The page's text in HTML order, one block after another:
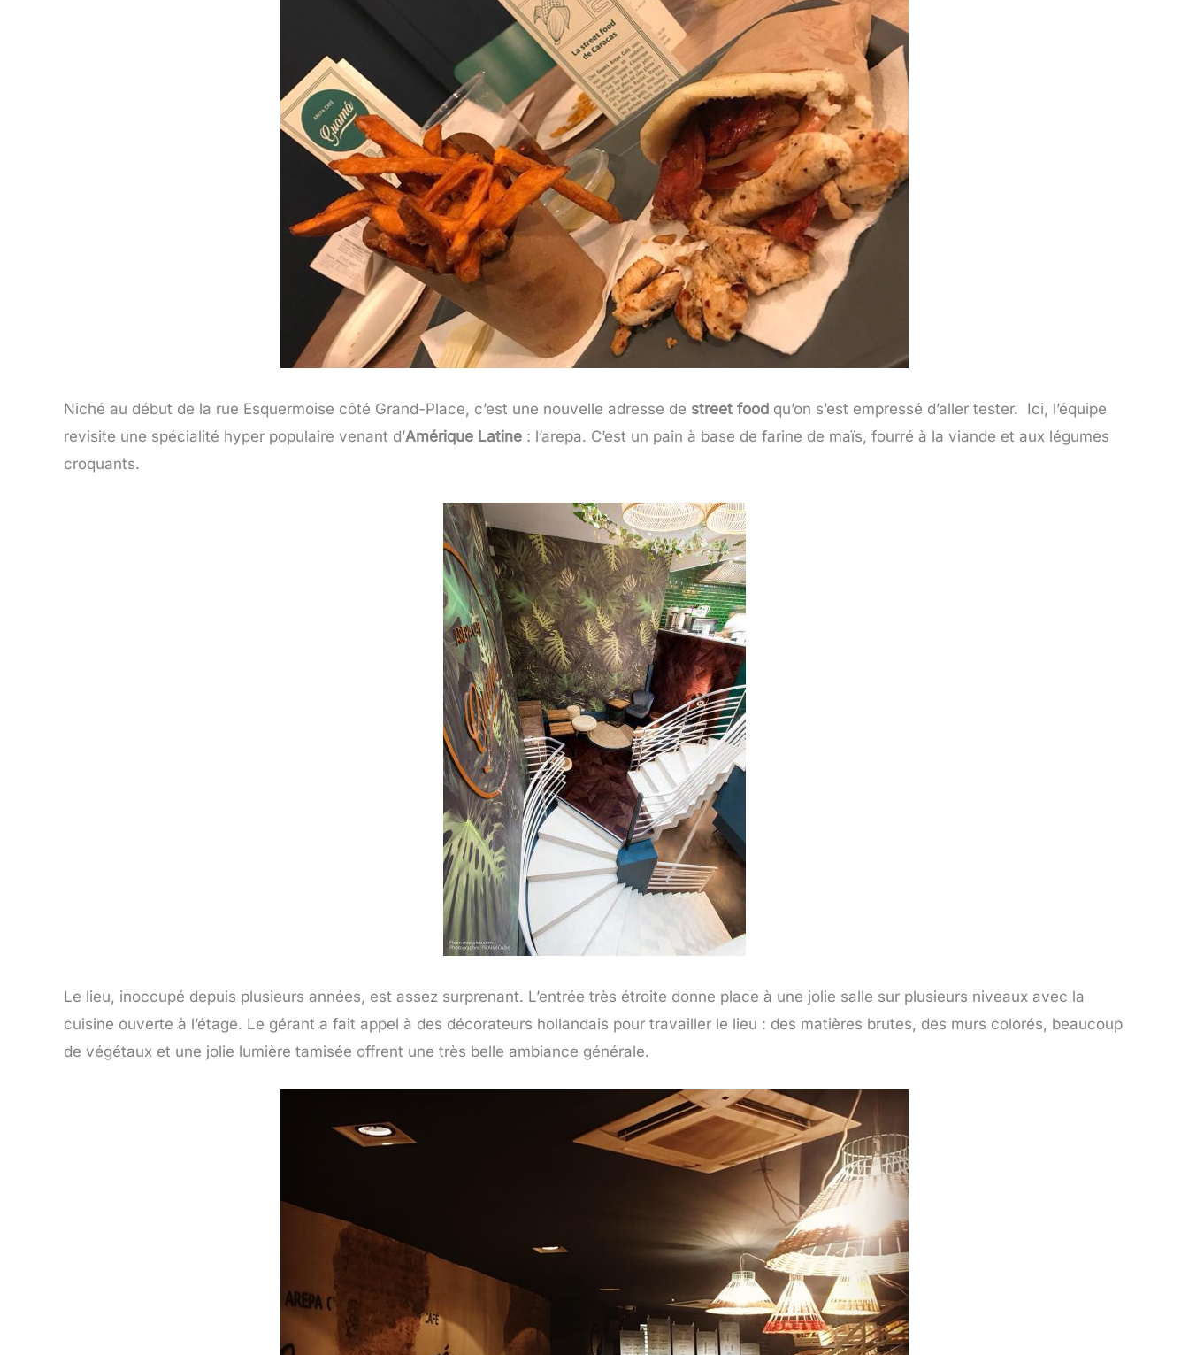
Niché au début de la rue Esquermoise côté Grand-Place, c’est une nouvelle adresse de street food qu’on s’est empressé d’aller tester. Ici, l’équipe
revisite une spécialité hyper populaire venant d’Amérique Latine : l’arepa. C’est un pain à base de farine de maïs, fourré à la viande et aux légumes
croquants.
Le lieu, inoccupé depuis plusieurs années, est assez surprenant. L’entrée très étroite donne place à une jolie salle sur plusieurs niveaux avec la
cuisine ouverte à l’étage. Le gérant a fait appel à des décorateurs hollandais pour travailler le lieu : des matières brutes, des murs colorés, beaucoup
de végétaux et une jolie lumière tamisée offrent une très belle ambiance générale.